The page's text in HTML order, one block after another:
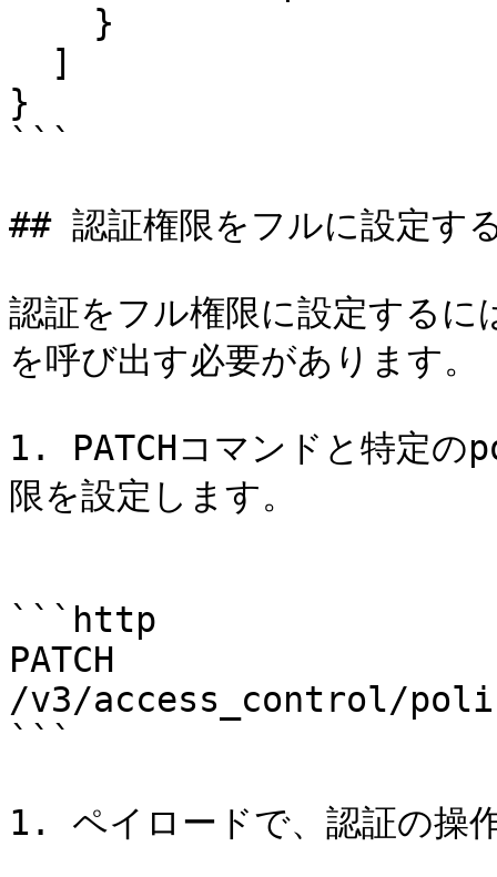
}
```
## 認証権限をフルに設定す
認証をフル権限に設定する
を呼び出す必要があります。
1. PATCHコマンドと特定
限を設定します。
```http
PATCH
/v3/access_control/
```
1. ペイロードで、認証の